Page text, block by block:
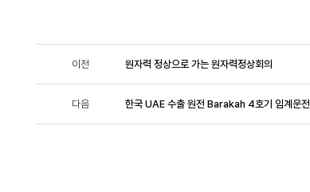
이전 원자력 정상으로 가는 원자력정상회의
다음 한국 UAE 수출 원전 Barakah 4호기 임계운전